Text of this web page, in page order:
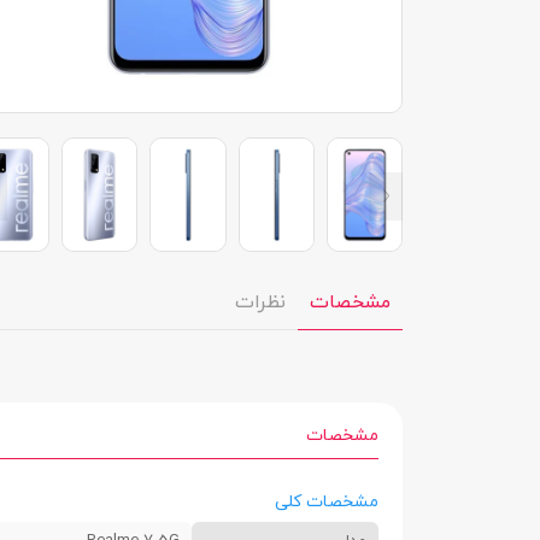
مشخصات نظرات
مشخصات
مشخصات کلی